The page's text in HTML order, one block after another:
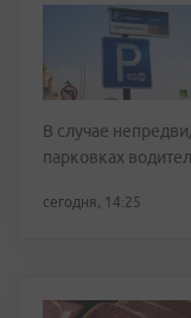
В случае
парковках
сегодня, 14:25